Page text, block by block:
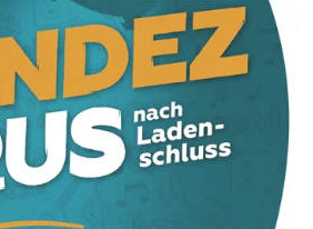
à Malmedy et Saint-Vith également bien